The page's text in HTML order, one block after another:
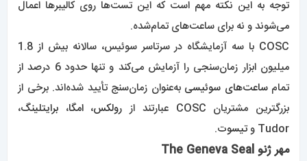
توجه به این نکته مهم است که این تست‌ها روی کالیبرها اعمال
می‌شوند و نه برای ساعت‌های تمام‌شده.
COSC با سه آزمایشگاه در سرتاسر سوئیس، سالانه بیش از 1.8
میلیون ابزار زمان‌سنجی را آزمایش می‌کند و تنها حدود 6 درصد از
تمامساعت‌های سوئیسی به‌عنوان زمان‌سنج تأیید شده‌اند. برخی از
بزرگترین مشتریان COSC عبارتند از
رولکس،امگا، برایتلینگ،
Tudor و
تیسوت.
مهر ژنو The Geneva Seal